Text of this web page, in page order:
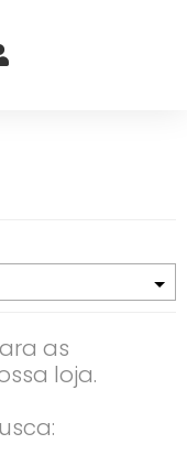
as
loja.